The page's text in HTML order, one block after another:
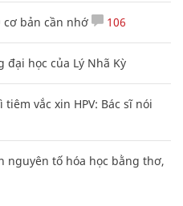
cơ bản cần nhớ 106
học của Lý Nhã Kỳ
vắc xin HPV: Bác sĩ nói
nguyên tố hóa học bằng thơ,